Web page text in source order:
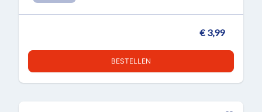
€ 3,99
BESTELLEN